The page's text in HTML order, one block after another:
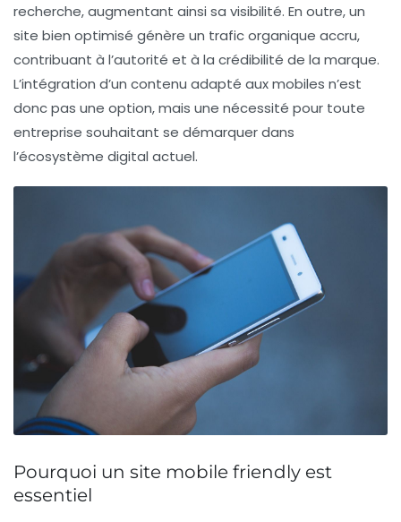
recherche, augmentant ainsi sa visibilité. En outre, un
site bien optimisé génère un trafic organique accru,
contribuant à l’autorité et à la crédibilité de la marque.
L’intégration d’un contenu adapté aux mobiles n’est
donc pas une option, mais une nécessité pour toute
entreprise souhaitant se démarquer dans
l’écosystème digital actuel.
Pourquoi un site mobile friendly est
essentiel